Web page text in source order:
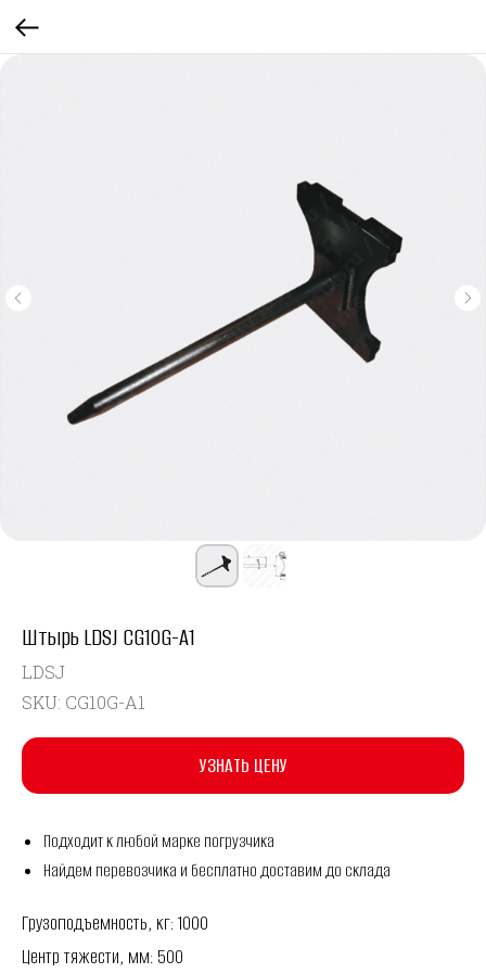
Штырь LDSJ CG10G-A1
LDSJ
SKU: CG10G-A1
УЗНАТЬ ЦЕНУ
Подходит к любой марке погрузчика
Найдем перевозчика и бесплатно доставим до склада
Грузоподъемность, кг: 1000
Центр тяжести, мм: 500